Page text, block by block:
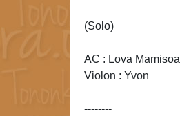
(Solo)
AC : Lova Mamisoa
Violon : Yvon
--------